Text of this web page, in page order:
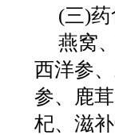
(三)
燕窝
西洋参
参、鹿
杞、滋